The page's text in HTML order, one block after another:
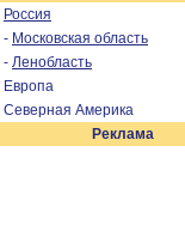
Россия
- Московская область
- Ленобласть
Европа
Северная Америка
Реклама